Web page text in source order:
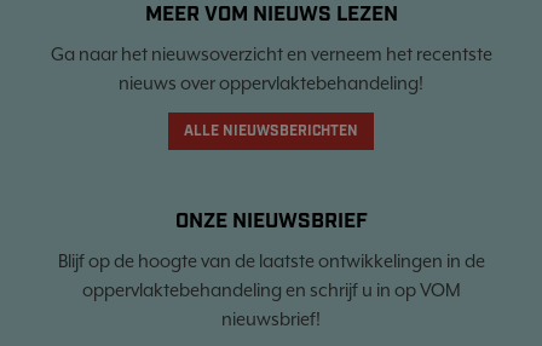
MEER VOM NIEUWS LEZEN
Ga naar het nieuwsoverzicht en verneem het recentste
nieuws over oppervlaktebehandeling!
ALLE NIEUWSBERICHTEN
ONZE NIEUWSBRIEF
Blijf op de hoogte van de laatste ontwikkelingen in de
oppervlaktebehandeling en schrijf u in op VOM
nieuwsbrief!